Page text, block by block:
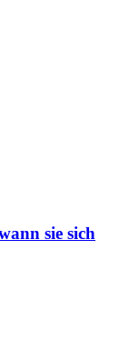
sie sich